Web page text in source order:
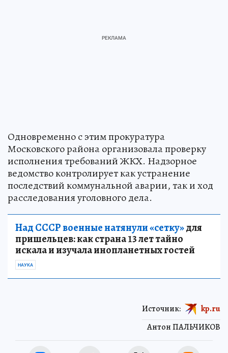
Одновременно с этим прокуратура
Московского района организовала проверку
исполнения требований ЖКХ. Надзорное
ведомство контролирует как устранение
последствий коммунальной аварии, так и ход
расследования уголовного дела.
Над СССР военные натянули «сетку»для
пришельцев: как страна 13 лет тайно
искала и изучала инопланетных гостей
НАУКА
Антон ПАЛЬЧИКОВ
Источник: kp.ru